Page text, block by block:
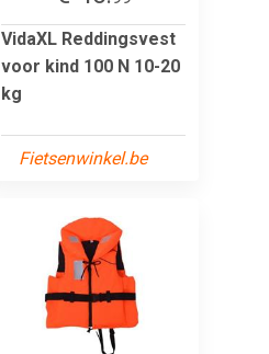
VidaXL Reddingsvest
voor kind 100 N 10-20
kg
Fietsenwinkel.be